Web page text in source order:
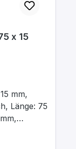
x 15
mm,
Länge: 75